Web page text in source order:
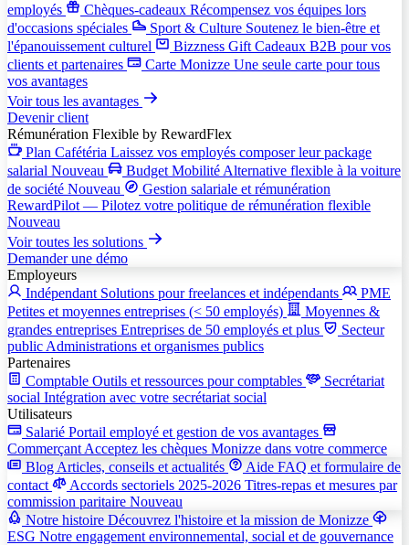
employés
Chèques-cadeaux Récompensez vos équipes lors
d'occasions spéciales
Sport & Culture Soutenez le bien-être et
l'épanouissement culturel
Bizzness Gift Cadeaux B2B pour vos
clients et partenaires
Carte Monizze Une seule carte pour tous
vos avantages
Voir tous les avantages
Devenir client
Rémunération Flexible by RewardFlex
Plan Cafétéria Laissez vos employés composer leur package
salarial Nouveau Budget Mobilité Alternative flexible à la voiture
de société Nouveau
Gestion salariale et rémunération
RewardPilot — Pilotez votre politique de rémunération flexible
Nouveau
Voir toutes les solutions
Demander une démo
Employeurs
Indépendant Solutions pour freelances et indépendants
PME
Petites et moyennes entreprises (< 50 employés)
Moyennes &
grandes entreprises Entreprises de 50 employés et plus
Secteur
public Administrations et organismes publics
Partenaires
Comptable Outils et ressources pour comptables
Secrétariat
social Intégration avec votre secrétariat social
Utilisateurs
Salarié Portail employé et gestion de vos avantages
Commerçant Acceptez les chèques Monizze dans votre commerce
Blog Articles, conseils et actualités Aide FAQ et formulaire de
contact
Accords sectoriels 2025-2026 Titres-repas et mesures par
commission paritaire Nouveau
Notre histoire Découvrez l'histoire et la mission de Monizze
ESG Notre engagement environnemental, social et de gouvernance